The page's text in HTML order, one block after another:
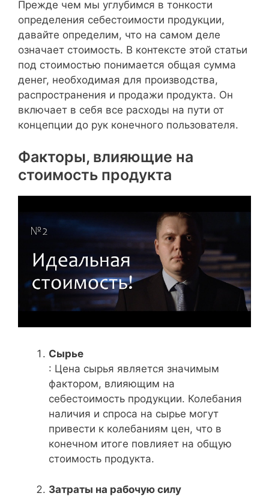
Прежде чем мы углубимся в тонкости
определения себестоимости продукции,
давайте определим, что на самом деле
означает стоимость. В контексте этой статьи
под стоимостью понимается общая сумма
денег, необходимая для производства,
распространения и продажи продукта. Он
включает в себя все расходы на пути от
концепции до рук конечного пользователя.
Факторы, влияющие на
стоимость продукта
Сырье
: Цена сырья является значимым
фактором, влияющим на
себестоимость продукции. Колебания
наличия и спроса на сырье могут
привести к колебаниям цен, что в
конечном итоге повлияет на общую
стоимость продукта.
Затраты на рабочую силу